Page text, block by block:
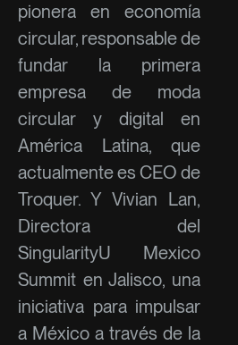
pionera en economía
circular, responsable de
fundar la primera
empresa de moda
circular y digital en
América Latina, que
actualmente es CEO de
Troquer. Y Vivian Lan,
Directora del
SingularityU Mexico
Summit en Jalisco, una
iniciativa para impulsar
a México a través de la